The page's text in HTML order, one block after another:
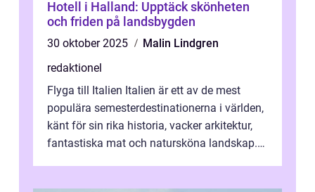
Hotell i Halland: Upptäck skönheten
och friden på landsbygden
30 oktober 2025
Malin Lindgren
redaktionel
Flyga till Italien Italien är ett av de mest
populära semesterdestinationerna i världen,
känt för sin rika historia, vacker arkitektur,
fantastiska mat och natursköna landskap.